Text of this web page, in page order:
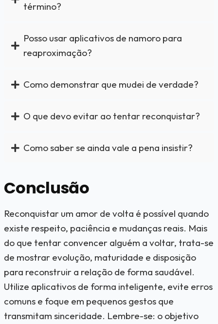
término?
Posso usar aplicativos de namoro para
reaproximação?
Como demonstrar que mudei de verdade?
O que devo evitar ao tentar reconquistar?
Como saber se ainda vale a pena insistir?
Conclusão
Reconquistar um amor de volta é possível quando
existe respeito, paciência e mudanças reais. Mais
do que tentar convencer alguém a voltar, trata-se
de mostrar evolução, maturidade e disposição
para reconstruir a relação de forma saudável.
Utilize aplicativos de forma inteligente, evite erros
comuns e foque em pequenos gestos que
transmitam sinceridade. Lembre-se: o objetivo